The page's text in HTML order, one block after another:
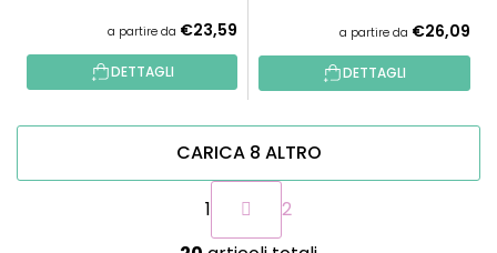
a partire da €23,59
DETTAGLI
a partire da €26,09
DETTAGLI
C
CARICA 8 ALTRO
P
a
g
1
2